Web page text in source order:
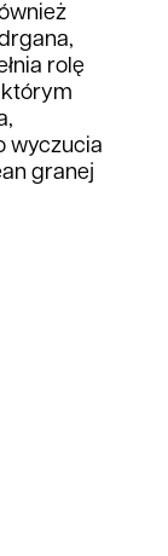
rolę
którym
wyczucia
granej